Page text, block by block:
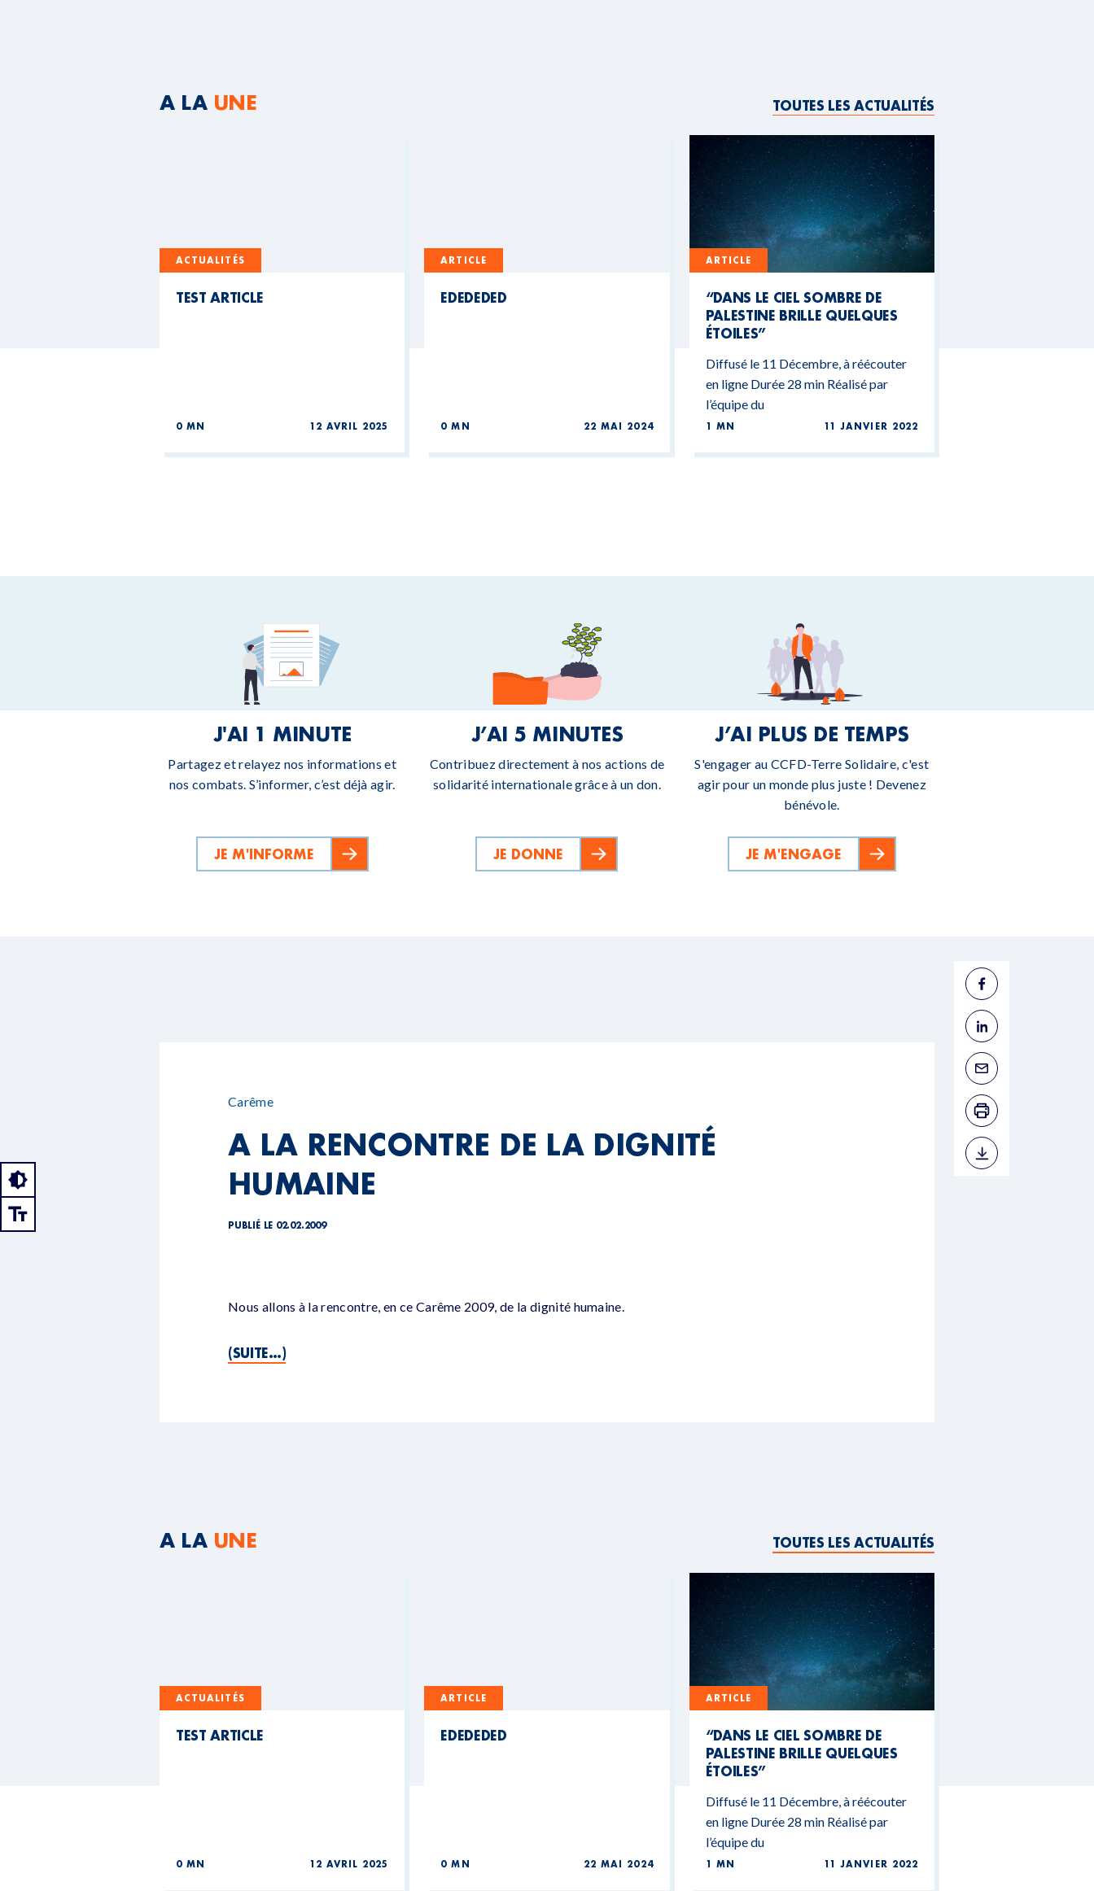
A LA UNE TOUTES LES ACTUALITÉS
ACTUALITÉS
TEST ARTICLE
0 MN 12 AVRIL 2025
ARTICLE
EDEDEDED
0 MN 22 MAI 2024
ARTICLE
“DANS LE CIEL SOMBRE DE
PALESTINE BRILLE QUELQUES
ÉTOILES”
Diffusé le 11 Décembre, à réécouter
en ligne Durée 28 min Réalisé par
l’équipe du
1 MN 11 JANVIER 2022
J'AI 1 MINUTE
Partagez et relayez nos informations et
nos combats. S’informer, c’est déjà agir.
JE M'INFORME
J’AI 5 MINUTES
Contribuez directement à nos actions de
solidarité internationale grâce à un don.
JE DONNE
J’AI PLUS DE TEMPS
S'engager au CCFD-Terre Solidaire, c'est
agir pour un monde plus juste ! Devenez
bénévole.
JE M'ENGAGE
Carême
A LA RENCONTRE DE LA DIGNITÉ
HUMAINE
PUBLIÉ LE 02.02.2009
Nous allons à la rencontre, en ce Carême 2009, de la dignité humaine.
(SUITE…)
A LA UNE TOUTES LES ACTUALITÉS
ACTUALITÉS
TEST ARTICLE
0 MN 12 AVRIL 2025
ARTICLE
EDEDEDED
0 MN 22 MAI 2024
ARTICLE
“DANS LE CIEL SOMBRE DE
PALESTINE BRILLE QUELQUES
ÉTOILES”
Diffusé le 11 Décembre, à réécouter
en ligne Durée 28 min Réalisé par
l’équipe du
1 MN 11 JANVIER 2022